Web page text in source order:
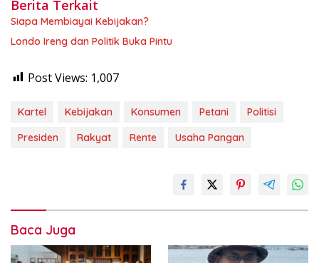
Berita Terkait
Siapa Membiayai Kebijakan?
Londo Ireng dan Politik Buka Pintu
Post Views: 1,007
Kartel Kebijakan Konsumen Petani
Politisi
Presiden
Rakyat Rente Usaha Pangan
Baca Juga